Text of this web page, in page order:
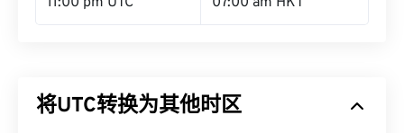
将UTC转换为其他时区